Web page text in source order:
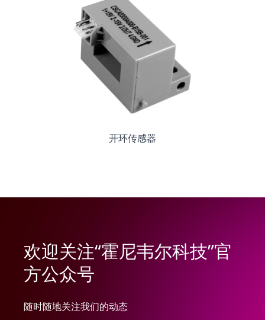
开环传感器
欢迎关注“霍尼韦尔科技”官
方公众号
随时随地关注我们的动态